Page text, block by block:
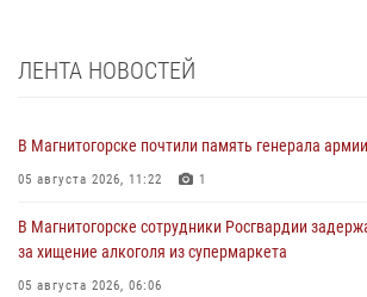
ЛЕНТА НОВОСТЕЙ
В Магнитогорске почтили память генерала
05 августа 2026, 11:22 1
В Магнитогорске сотрудники Росгвардии
за хищение алкоголя из супермаркета
05 августа 2026, 06:06